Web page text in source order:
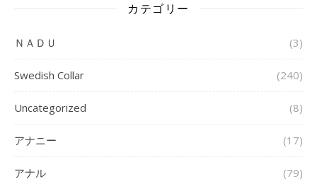
カテゴリー
ＮＡＤＵ (3)
Swedish Collar (240)
Uncategorized (8)
アナニー (17)
アナル (79)